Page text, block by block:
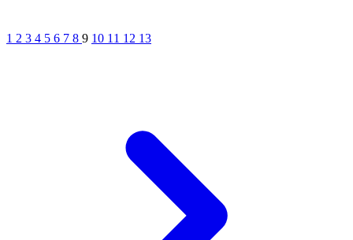
1 2 3 4 5 6 7 8 9 10 11 12 13